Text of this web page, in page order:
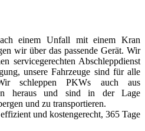
einem Unfall mit einem Kran
wir über das passende Gerät. Wir
servicegerechten Abschleppdienst
unsere Fahrzeuge sind für alle
schleppen PKWs auch aus
heraus und sind in der Lage
und zu transportieren.
und kostengerecht, 365 Tage